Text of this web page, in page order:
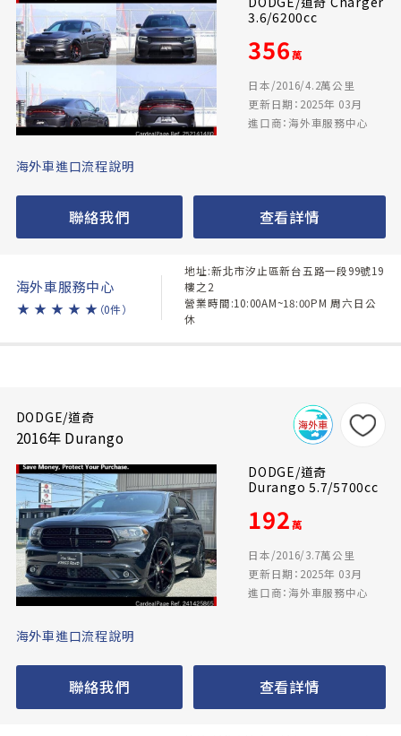
3.6/6200cc
356萬
日本/2016/4.2萬公里
更新日期：2025年 03月
進口商：海外車服務中心
海外車進口流程說明
聯絡我們 查看詳情
海外車服務中心
★ ★ ★ ★ ★ （0件）
地址:新北市汐止區新台五路一段99號19
樓之2
營業時間:10:00AM~18:00PM 周六日公
休
DODGE/道奇
2016年 Durango
DODGE/道奇
Durango 5.7/5700cc
192萬
日本/2016/3.7萬公里
更新日期：2025年 03月
進口商：海外車服務中心
海外車進口流程說明
聯絡我們 查看詳情